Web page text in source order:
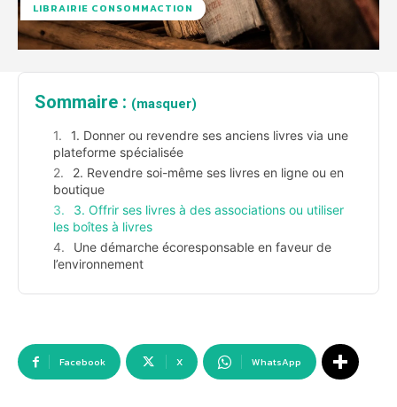
LIBRAIRIE CONSOMMACTION
Sommaire : (masquer)
1. Donner ou revendre ses anciens livres via une
plateforme spécialisée
2. Revendre soi-même ses livres en ligne ou en
boutique
3. Offrir ses livres à des associations ou utiliser
les boîtes à livres
Une démarche écoresponsable en faveur de
l’environnement
Facebook X WhatsApp